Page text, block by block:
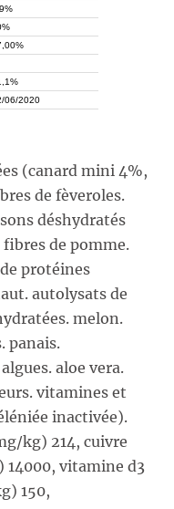
06/2020
(canard mini 4%,
de fèveroles.
déshydratés
de pomme.
protéines
autolysats de
melon.
panais.
aloe vera.
vitamines et
inactivée).
kg) 214, cuivre
vitamine d3
150,